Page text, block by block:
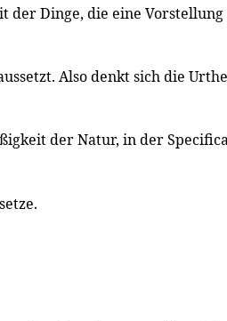
der Dinge, die eine
Also denkt sich die
der Natur, in der